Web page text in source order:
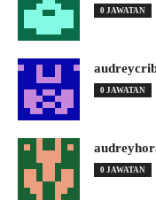
0 JAWATAN
0 JAWATAN
0 JAWATAN